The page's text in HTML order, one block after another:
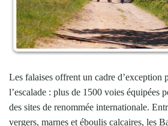
Les falaises offrent un cadre d’exception
l’escalade : plus de 1500 voies équipées
des sites de renommée internationale.
vergers, marnes et éboulis calcaires, les